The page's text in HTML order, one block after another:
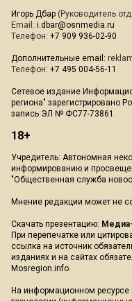
Игорь Дбар (Руководитель
Email: i.dbar@osnmedia.ru
Телефон: +7 909 936-02-90
Дополнительные email:
Телефон: +7 495 004-56-11
Сетевое издание
региона" зарегистрировано
запись ЭЛ № ФС77-73861.
18+
Учредитель: Автономная
информированию и
"Общественная служба
Мнение редакции может не
Скачать презентацию:
При перепечатке или
ссылка на источник
изданиях и на сайтах
Mosregion.info.
На информационном